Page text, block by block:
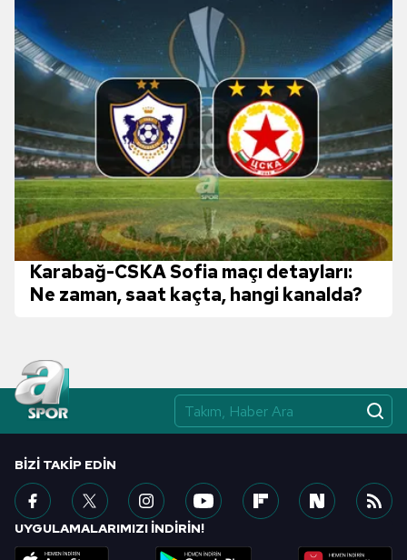
Karabağ-CSKA Sofia maçı detayları:
Ne zaman, saat kaçta, hangi kanalda?
BIZI TAKIP EDIN
UYGULAMALARIMIZI İNDİRİN!